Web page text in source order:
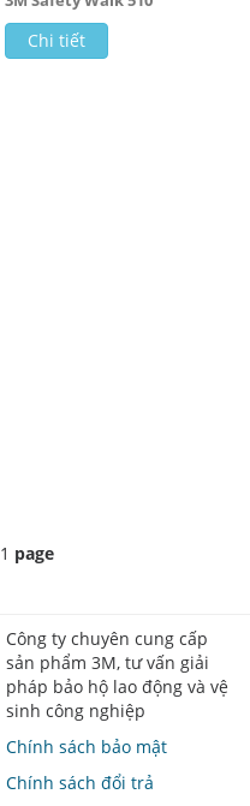
Chi tiết
1 page
Công ty chuyên cung cấp
sản phẩm 3M, tư vấn giải
pháp bảo hộ lao động và vệ
sinh công nghiệp
Chính sách bảo mật
Chính sách đổi trả